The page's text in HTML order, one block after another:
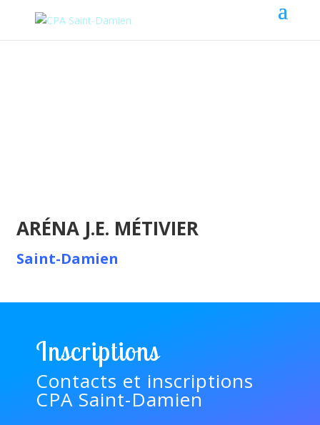
ARÉNA J.E. MÉTIVIER
Saint-Damien
Inscriptions
Contacts et inscriptions
CPA Saint-Damien